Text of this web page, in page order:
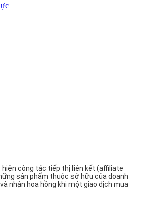
hiện công tác tiếp thị liên kết (affiliate
sản phẩm thuộc sở hữu của doanh
nhận hoa hồng khi một giao dịch mua